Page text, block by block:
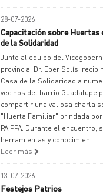
28-07-2026
Capacitación sobre Huertas
de la Solidaridad
Junto al equipo del
provincia, Dr. Eber Solís,
Casa de la Solidaridad a
vecinos del barrio Guadalupe
compartir una valiosa charla
"Huerta Familiar" brindada
PAIPPA. Durante el encuentro,
herramientas y conocimien
Leer más
13-07-2026
Festejos Patrios